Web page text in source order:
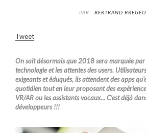
PAR BERTRAND
Tweet
On sait désormais que 2018 sera marquée
technologie et les attentes des users.
exigeants et éduqués, ils attendent des apps
quotidien tout en leur proposant des
VR/AR ou les assistants vocaux… C’est déjà
développeurs !!!